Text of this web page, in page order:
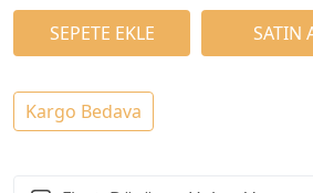
Kargo Bedava